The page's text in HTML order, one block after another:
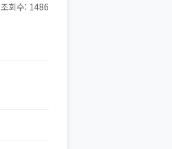
조회수: 1486